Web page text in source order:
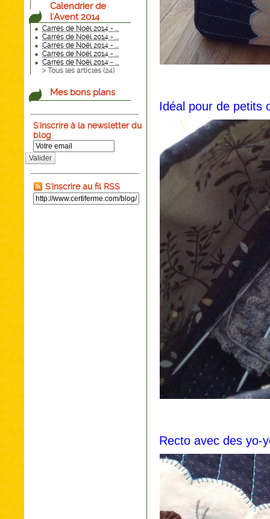
Calendrier de
l'Avent 2014
Carrés de Noël 2014 - ...
Carrés de Noël 2014 - ...
Carrés de Noël 2014 - ...
Carrés de Noël 2014 - ...
Carrés de Noël 2014 - ...
> Tous les articles (24)
Mes bons plans
S'inscrire à la newsletter du
blog
Valider
S'inscrire au fil RSS
Idéal pour de petits
Recto avec des yo-